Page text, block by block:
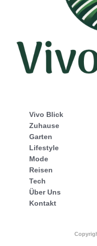
Vivo Blick
Zuhause
Garten
Lifestyle
Mode
Reisen
Tech
Über Uns
Kontakt